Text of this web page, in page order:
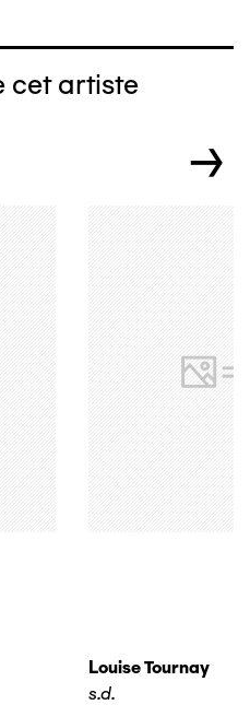
cet artiste
→
Louise Tournay
s.d.